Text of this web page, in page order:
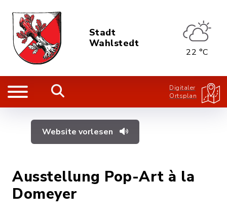
Stadt
Wahlstedt
22 °C
Digitaler
Ortsplan
Website vorlesen
Ausstellung Pop-Art à la
Domeyer